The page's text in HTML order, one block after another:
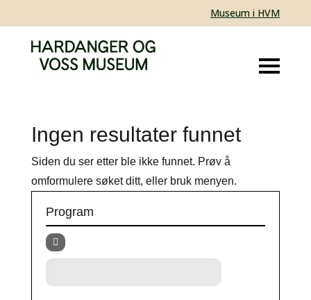
Museum i HVM
Ingen resultater funnet
Siden du ser etter ble ikke funnet. Prøv å
omformulere søket ditt, eller bruk menyen.
Program